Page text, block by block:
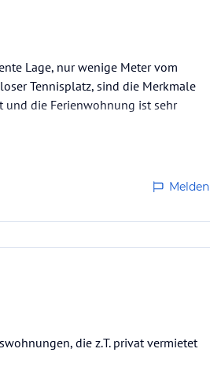
Lage, nur wenige Meter vom
Tennisplatz, sind die Merkmale
und die Ferienwohnung ist sehr
günstigsten zu buchen.
Melden
die z.T. privat vermietet